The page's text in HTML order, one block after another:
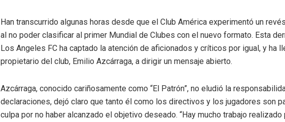
Han transcurrido algunas horas desde que el Club América experimentó un
al no poder clasificar al primer Mundial de Clubes con el nuevo formato. Esta
Los Angeles FC ha captado la atención de aficionados y críticos por igual, y ha
propietario del club, Emilio Azcárraga, a dirigir un mensaje abierto.
Azcárraga, conocido cariñosamente como “El Patrón”, no eludió la
declaraciones, dejó claro que tanto él como los directivos y los jugadores son
culpa por no haber alcanzado el objetivo deseado. “Hay mucho trabajo realizado